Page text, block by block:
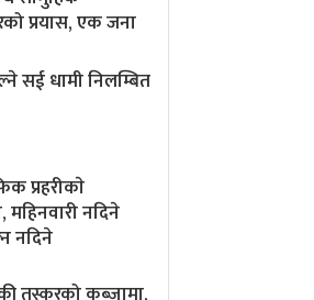
प्रयास, एक जना
सई धामी निलम्बित
प्रहरीकाे
महिनवारी नदिने
नदिने